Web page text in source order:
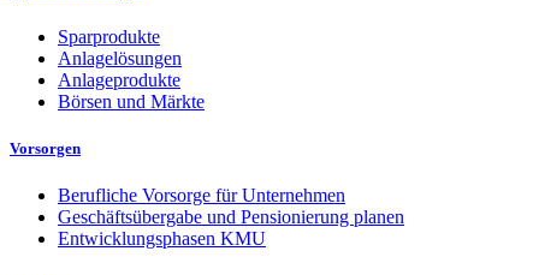
Sparprodukte
Anlagelösungen
Anlageprodukte
Börsen und Märkte
Vorsorgen
Berufliche Vorsorge für Unternehmen
Geschäftsübergabe und Pensionierung planen
Entwicklungsphasen KMU